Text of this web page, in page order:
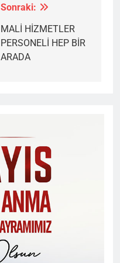
Sonraki:
MALİ HİZMETLER
PERSONELİ HEP BİR
ARADA